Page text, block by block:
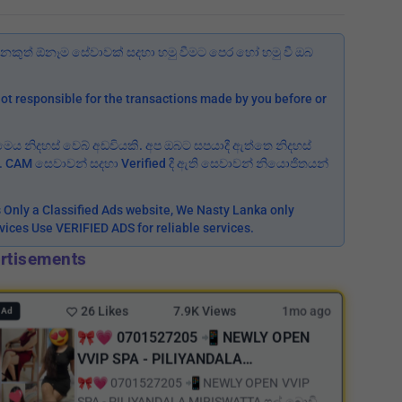
ඕනෑම සේවාවක් සදහා හමු වීමට පෙර හෝ හමු වී ඔබ
responsible for the transactions made by you before or
නිදහස් වෙබ් අඩවියකි. අප ඔබට සපයාදී ඇත්තෙ නිදහස්
සෙවාවන් සදහා Verified දී ඇති සෙවාවන් නියොජිතයන්
a Classified Ads website, We Nasty Lanka only
Use VERIFIED ADS for reliable services.
26 Likes 7.9K Views 1mo ago
🎀💗 0701527205 📲 NEWLY OPEN
VVIP SPA - PILIYANDALA
MIRISWATTA ෆුල් බොඩි මසාජ් එකට
🎀💗 0701527205 📲 NEWLY OPEN VVIP